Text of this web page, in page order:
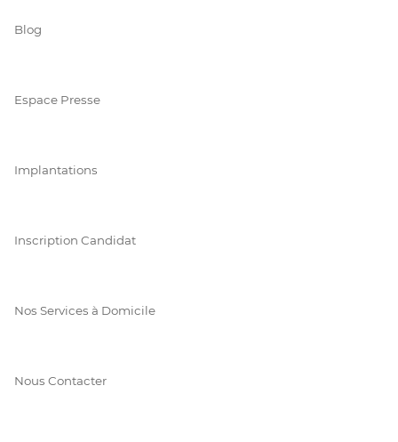
Blog
Espace Presse
Implantations
Inscription Candidat
Nos Services à Domicile
Nous Contacter